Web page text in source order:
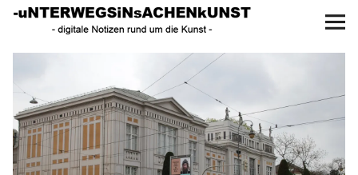
UNTERWEGS IN SACHEN
KUNST
AKTUELLE AUSSTELLUNGEN
KUNSTSPAZIERGÄNGE